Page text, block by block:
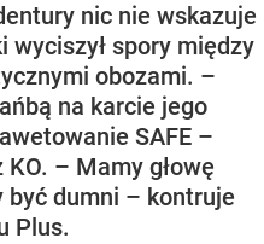
nic nie wskazuje
wyciszył spory między
obozami. –
na karcie jego
SAFE –
– Mamy głowę
być dumni – kontruje
Plus.